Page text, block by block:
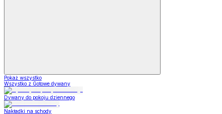
Pokaż wszystko
Wszystko z Gotowe dywany
Dywany do pokoju dziennego
Nakładki na schody